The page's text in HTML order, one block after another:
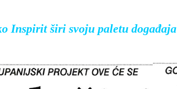
Inspirit širi svoju paletu događaja